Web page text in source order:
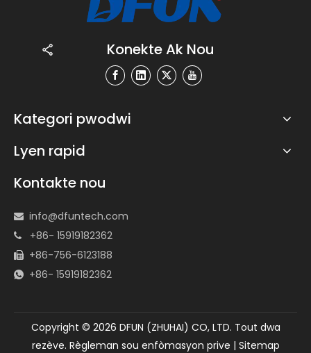
Konekte Ak Nou
Kategori pwodwi
Lyen rapid
Kontakte nou
 info@dfuntech.com
 +86- 15919182362
 +86-756-6123188
 +86- 15919182362
Copyright © 2026 DFUN (ZHUHAI) CO, LTD. Tout dwa
rezève. Règleman sou enfòmasyon prive | Sitemap